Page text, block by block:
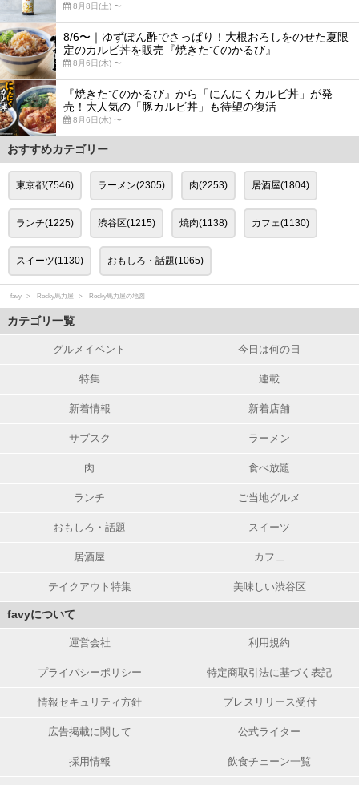
8月8日(土) 〜
8/6〜｜ゆずぽん酢でさっぱり！大根おろしをのせた夏限
定のカルビ丼を販売『焼きたてのかるび』
8月6日(木) 〜
『焼きたてのかるび』から「にんにくカルビ丼」が発
売！大人気の「豚カルビ丼」も待望の復活
8月6日(木) 〜
おすすめカテゴリー
東京都(7546) ラーメン(2305) 肉(2253) 居酒屋(1804)
ランチ(1225) 渋谷区(1215) 焼肉(1138) カフェ(1130)
スイーツ(1130) おもしろ・話題(1065)
favy Rocky馬力屋 Rocky馬力屋の地図
カテゴリ一覧
グルメイベント 今日は何の日
特集 連載
新着情報 新着店舗
サブスク ラーメン
肉 食べ放題
ランチ ご当地グルメ
おもしろ・話題 スイーツ
居酒屋 カフェ
テイクアウト特集 美味しい渋谷区
favyについて
運営会社 利用規約
プライバシーポリシー 特定商取引法に基づく表記
情報セキュリティ方針 プレスリリース受付
広告掲載に関して 公式ライター
採用情報 飲食チェーン一覧